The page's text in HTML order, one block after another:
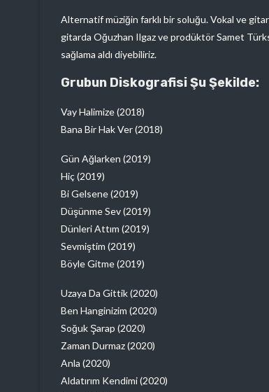
Alternatif müziğin farklı bir soluğu. Vokal ve
gitarda Oğuzhan Ilgaz ve prodüktör Samet
sağlama aldı diyebiliriz.
Grubun Diskografisi Şu Şekilde:
Vay Halimize (2018)
Bana Bir Hak Ver (2018)
Gün Ağlarken (2019)
Hiç (2019)
Bi Gelsene (2019)
Düşünme Sev (2019)
Dünleri Attım (2019)
Sevmiştim (2019)
Böyle Gitme (2019)
Uzaya Da Gittik (2020)
Ben Hanginizim (2020)
Soğuk Şarap (2020)
Zaman Durmaz (2020)
Anla (2020)
Aldatırım Kendimi (2020)